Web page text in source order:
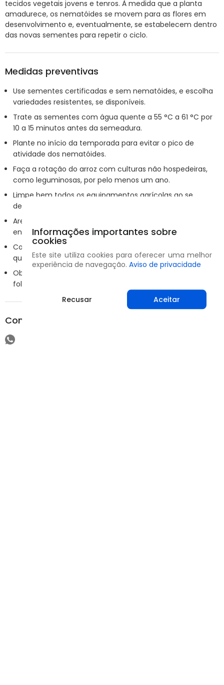
tecidos vegetais jovens e tenros. À medida que a planta
amadurece, os nematóides se movem para as flores em
desenvolvimento e, eventualmente, se estabelecem dentro
das novas sementes para repetir o ciclo.
Medidas preventivas
Use sementes certificadas e sem nematóides, e escolha
variedades resistentes, se disponíveis.
Trate as sementes com água quente a 55 °C a 61 °C por
10 a 15 minutos antes da semeadura.
Plante no início da temporada para evitar o pico de
atividade dos nematóides.
Faça a rotação do arroz com culturas não hospedeiras,
como leguminosas, por pelo menos um ano.
Limpe bem todos os equipamentos agrícolas ao se
deslocar entre os campos.
Are profundamente o campo após a colheita para
enterrar restos de plantas antigas.
Controle as ervas daninhas dentro e ao redor do campo
que possam atuar como hospedeiros alternativos.
Observe o campo regularmente em busca de pontas de
folhas brancas e crescimento torcido.
Compartilhar
Informações importantes sobre
cookies
Este site utiliza cookies para oferecer uma melhor
experiência de navegação. Aviso de privacidade
Recusar Aceitar